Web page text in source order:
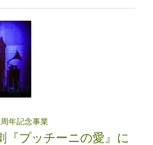
年記念事業
『プッチーニの愛』に